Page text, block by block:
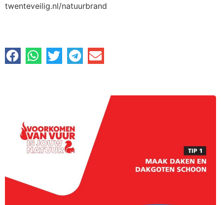
twenteveilig.nl/natuurbrand